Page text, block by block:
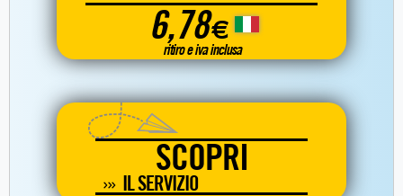
6,78€
ritiro e iva inclusa
SCOPRI
IL SERVIZIO